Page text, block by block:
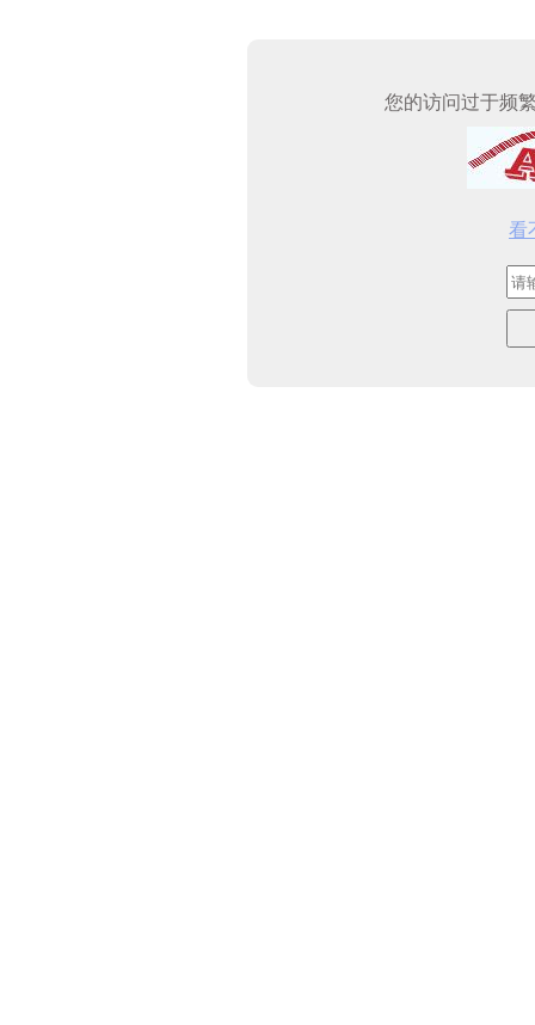
您的访问过于频
看